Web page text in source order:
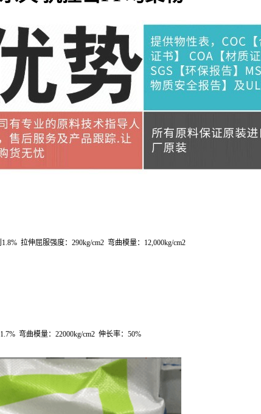
1.8% 拉伸屈服强度： 290kg/cm2 弯曲模量： 12,000kg/cm2
1.7% 弯曲模量： 22000kg/cm2 伸长率： 50%